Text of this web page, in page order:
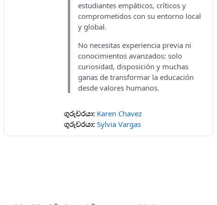
estudiantes empáticos, críticos y
comprometidos con su entorno local
y global.
No necesitas experiencia previa ni
conocimientos avanzados: solo
curiosidad, disposición y muchas
ganas de transformar la educación
desde valores humanos.
ගුරුවරයා: Karen Chavez
ගුරුවරයා: Sylvia Vargas